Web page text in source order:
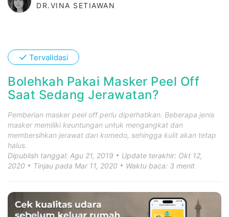
DR.VINA SETIAWAN
✓ Tervalidasi
Bolehkah Pakai Masker Peel Off
Saat Sedang Jerawatan?
Pemberian masker peel off perlu diperhatikan. Beberapa jenis
masker memiliki keuntungan untuk mengangkat dan
membersihkan jerawat dan komedo, sehingga kulit akan tetap
halus.
Dipublish tanggal: Agu 21, 2019
Update terakhir: Okt 12,
2020
Tinjau pada Mar 11, 2020 Waktu baca: 3 menit